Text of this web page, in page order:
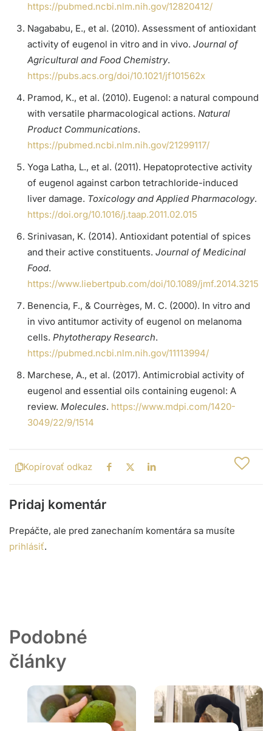
https://pubmed.ncbi.nlm.nih.gov/12820412/
Nagababu, E., et al. (2010). Assessment of antioxidant
activity of eugenol in vitro and in vivo. Journal of
Agricultural and Food Chemistry.
https://pubs.acs.org/doi/10.1021/jf101562x
Pramod, K., et al. (2010). Eugenol: a natural compound
with versatile pharmacological actions. Natural
Product Communications.
https://pubmed.ncbi.nlm.nih.gov/21299117/
Yoga Latha, L., et al. (2011). Hepatoprotective activity
of eugenol against carbon tetrachloride-induced
liver damage. Toxicology and Applied Pharmacology.
https://doi.org/10.1016/j.taap.2011.02.015
Srinivasan, K. (2014). Antioxidant potential of spices
and their active constituents. Journal of Medicinal
Food.
https://www.liebertpub.com/doi/10.1089/jmf.2014.3215
Benencia, F., & Courrèges, M. C. (2000). In vitro and
in vivo antitumor activity of eugenol on melanoma
cells. Phytotherapy Research.
https://pubmed.ncbi.nlm.nih.gov/11113994/
Marchese, A., et al. (2017). Antimicrobial activity of
eugenol and essential oils containing eugenol: A
review. Molecules. https://www.mdpi.com/1420-
3049/22/9/1514
Kopírovať odkaz
Pridaj komentár
Prepáčte, ale pred zanechaním komentára sa musíte
prihlásiť.
Podobné
články